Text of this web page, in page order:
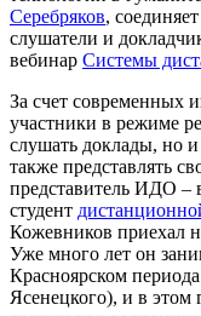
Серебряков,
слушатели и
вебинар Системы
За счет современных
участники в режиме
слушать доклады, но и
также представлять
представитель ИДО –
студент
Кожевников приехал
Уже много лет он
Красноярском
Ясенецкого), и в этом